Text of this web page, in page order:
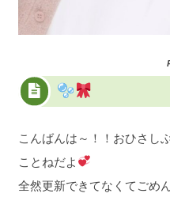
こんばんは～！！おひさし
ことねだよ
全然更新できてなくてごめ